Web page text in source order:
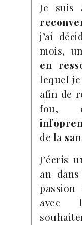
Je suis
j’ai
mois,
en
lequel je
afin de
fou,
de la
J’écris
an
avec